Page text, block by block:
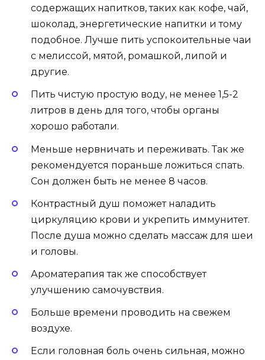
содержащих напитков, таких как кофе, чай,
шоколад, энергетические напитки и тому
подобное. Лучше пить успокоительные чаи
с мелиссой, мятой, ромашкой, липой и
другие.
Пить чистую простую воду, не менее 1,5-2
литров в день для того, чтобы органы
хорошо работали.
Меньше нервничать и переживать. Так же
рекомендуется пораньше ложиться спать.
Сон должен быть не менее 8 часов.
Контрастный душ поможет наладить
циркуляцию крови и укрепить иммунитет.
После душа можно сделать массаж для шеи
и головы.
Ароматерапия так же способствует
улучшению самочувствия.
Больше времени проводить на свежем
воздухе.
Если головная боль очень сильная, можно